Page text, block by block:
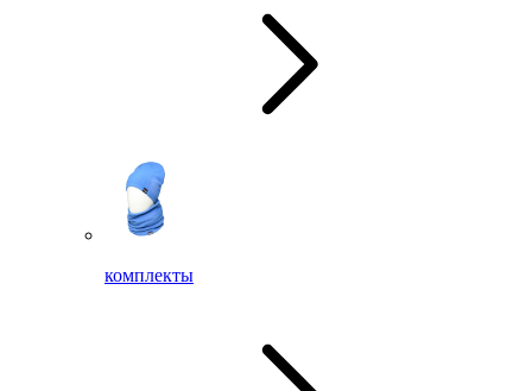
комплекты